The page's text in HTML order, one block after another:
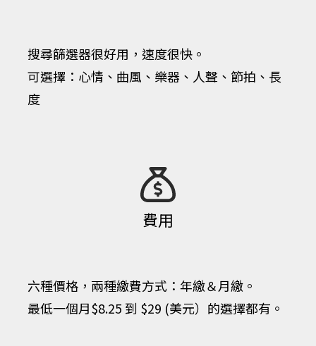
​搜尋篩選器很好用，速度很快。
可選擇：心情、曲風、樂器、人聲、節拍、長
度
費用
​六種價格，兩種繳費方式：年繳＆月繳。
最低一個月$8.25 到 $29 (美元）的選擇都有。